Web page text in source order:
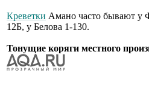
Креветки Амано часто бывают
12Б, у Белова 1-130.
Тонущие коряги местного